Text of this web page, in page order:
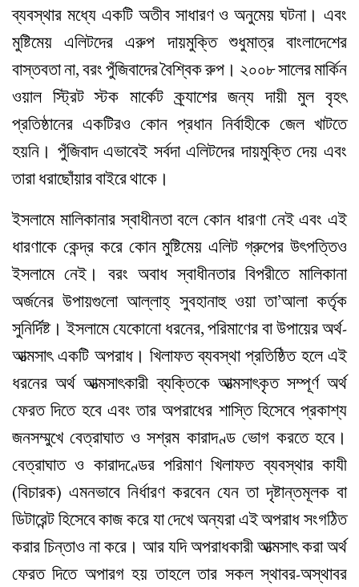
ব্যবস্থার মধ্যে একটি অতীব সাধারণ ও অনুমেয় ঘটনা। এবং
মুষ্টিমেয় এলিটদের এরুপ দায়মুক্তি শুধুমাত্র বাংলাদেশের
বাস্তবতা না, বরং পুঁজিবাদের বৈশ্বিক রুপ। ২০০৮ সালের মার্কিন
ওয়াল স্ট্রিট স্টক মার্কেট ক্র্যাশের জন্য দায়ী মুল বৃহৎ
প্রতিষ্ঠানের একটিরও কোন প্রধান নির্বাহীকে জেল খাটতে
হয়নি। পুঁজিবাদ এভাবেই সর্বদা এলিটদের দায়মুক্তি দেয় এবং
তারা ধরাছোঁয়ার বাইরে থাকে।
ইসলামে মালিকানার স্বাধীনতা বলে কোন ধারণা নেই এবং এই
ধারণাকে কেন্দ্র করে কোন মুষ্টিমেয় এলিট গ্রুপের উৎপত্তিও
ইসলামে নেই। বরং অবাধ স্বাধীনতার বিপরীতে মালিকানা
অর্জনের উপায়গুলো আল্লাহ্‌ সুবহানাহু ওয়া তা’আলা কর্তৃক
সুনির্দিষ্ট। ইসলামে যেকোনো ধরনের, পরিমাণের বা উপায়ের অর্থ-
আত্মসাৎ একটি অপরাধ। খিলাফত ব্যবস্থা প্রতিষ্ঠিত হলে এই
ধরনের অর্থ আত্মসাৎকারী ব্যক্তিকে আত্মসাৎকৃত সম্পূর্ণ অর্থ
ফেরত দিতে হবে এবং তার অপরাধের শাস্তি হিসেবে প্রকাশ্য
জনসম্মুখে বেত্রাঘাত ও সশ্রম কারাদণ্ড ভোগ করতে হবে।
বেত্রাঘাত ও কারাদণ্ডের পরিমাণ খিলাফত ব্যবস্থার কাযী
(বিচারক) এমনভাবে নির্ধারণ করবেন যেন তা দৃষ্টান্তমূলক বা
ডিটারেন্ট হিসেবে কাজ করে যা দেখে অন্যরা এই অপরাধ সংগঠিত
করার চিন্তাও না করে। আর যদি অপরাধকারী আত্মসাৎ করা অর্থ
ফেরত দিতে অপারগ হয় তাহলে তার সকল স্থাবর-অস্থাবর